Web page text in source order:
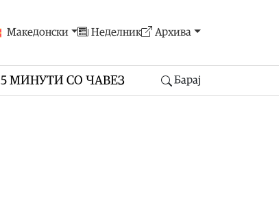
Македонски Неделник Архива
5 МИНУТИ СО ЧАВЕЗ Барај